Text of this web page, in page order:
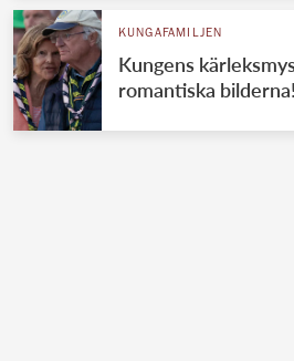
KUNGAFAMILJEN
Kungens
romantiska bilderna!